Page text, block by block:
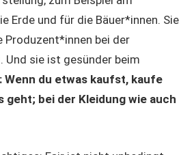
Erde und für die Bäuer*innen. Sie
Produzent*innen bei der
Und sie ist gesünder beim
Wenn du etwas kaufst, kaufe
geht; bei der Kleidung wie auch